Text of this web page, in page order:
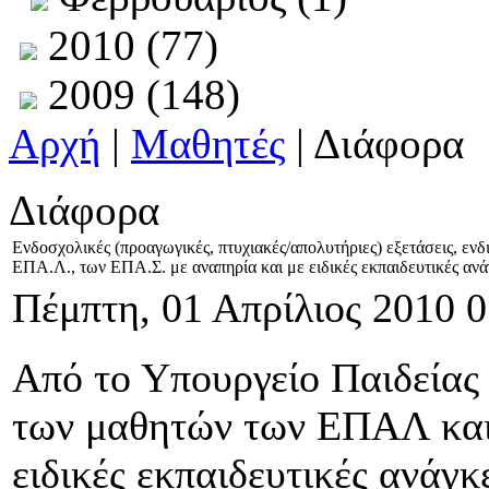
2010 (77)
2009 (148)
Αρχή | Μαθητές | Διάφορα
Διάφορα
Ενδοσχολικές (προαγωγικές, πτυχιακές/απολυτήριες) εξετάσεις,
ΕΠΑ.Λ., των ΕΠΑ.Σ. με αναπηρία και με ειδικές εκπαιδευτικές
Πέμπτη, 01 Απρίλιος 2010
Από το Υπουργείο Παιδείας
των μαθητών των ΕΠΑΛ
ειδικές εκπαιδευτικές